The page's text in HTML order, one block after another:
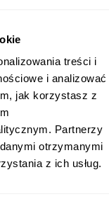
treści i
i analizować
jak korzystasz z
Partnerzy
otrzymanymi
z ich usług.
użytkowaniu,